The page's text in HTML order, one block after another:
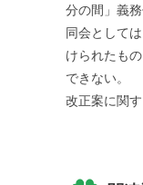
分の間」義
同会として
けられたも
できない。
改正案に関